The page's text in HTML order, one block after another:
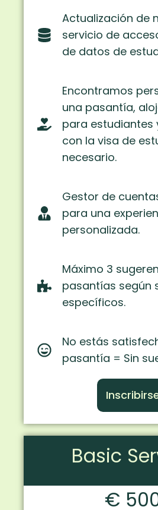
Actualización de
servicio de
de datos de
Encontramos
una pasantía,
para estudiantes
con la visa de
necesario.
Gestor de
para una
personalizada.
Máximo 3
pasantías según
específicos.
No estás
pasantía = Sin
Basic
€